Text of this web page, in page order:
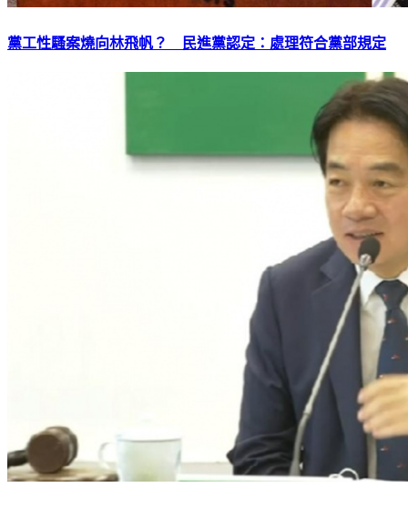
黨工性騷案燒向林飛帆？ 民進黨認定：處理符合黨部規定